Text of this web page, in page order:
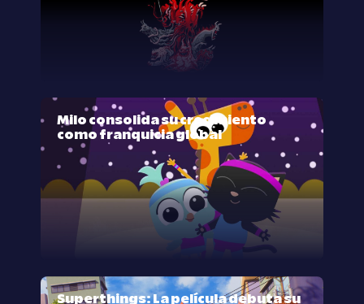
Milo consolida su crecimiento
como franquicia global
Superthings: La película debuta su